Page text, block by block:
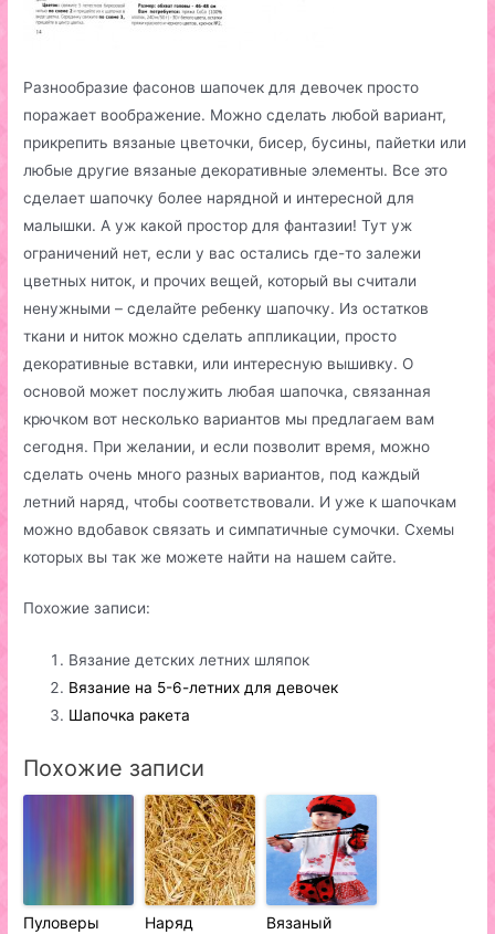
Разнообразие фасонов шапочек для девочек просто
поражает воображение. Можно сделать любой вариант,
прикрепить вязаные цветочки, бисер, бусины, пайетки или
любые другие вязаные декоративные элементы. Все это
сделает шапочку более нарядной и интересной для
малышки. А уж какой простор для фантазии! Тут уж
ограничений нет, если у вас остались где-то залежи
цветных ниток, и прочих вещей, который вы считали
ненужными – сделайте ребенку шапочку. Из остатков
ткани и ниток можно сделать аппликации, просто
декоративные вставки, или интересную вышивку. О
основой может послужить любая шапочка, связанная
крючком вот несколько вариантов мы предлагаем вам
сегодня. При желании, и если позволит время, можно
сделать очень много разных вариантов, под каждый
летний наряд, чтобы соответствовали. И уже к шапочкам
можно вдобавок связать и симпатичные сумочки. Схемы
которых вы так же можете найти на нашем сайте.
Похожие записи:
Вязание детских летних шляпок
Вязание на 5-6-летних для девочек
Шапочка ракета
Похожие записи
Пуловеры
Наряд
Вязаный